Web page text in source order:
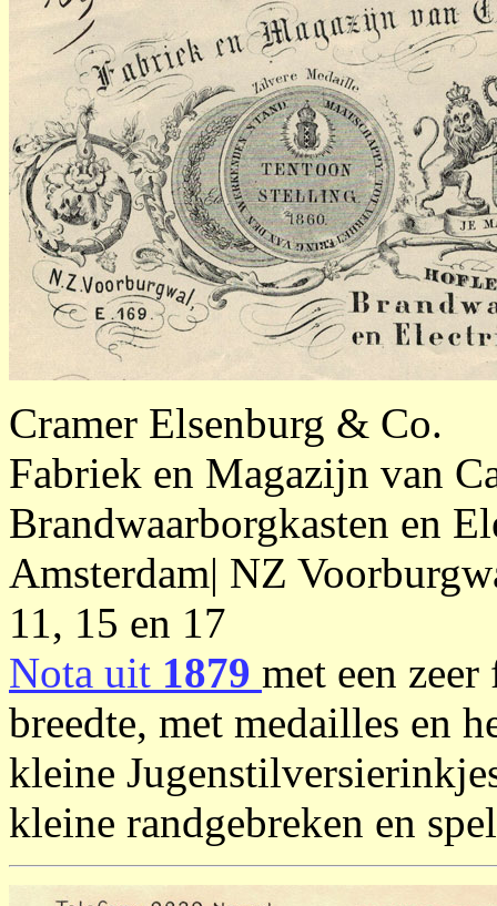
Cramer Elsenburg & Co.
Fabriek en Magazijn van
Brandwaarborgkasten en
Amsterdam| NZ
11, 15 en 17
Nota uit 1879 met een
breedte, met medailles en
kleine
kleine randgebreken en